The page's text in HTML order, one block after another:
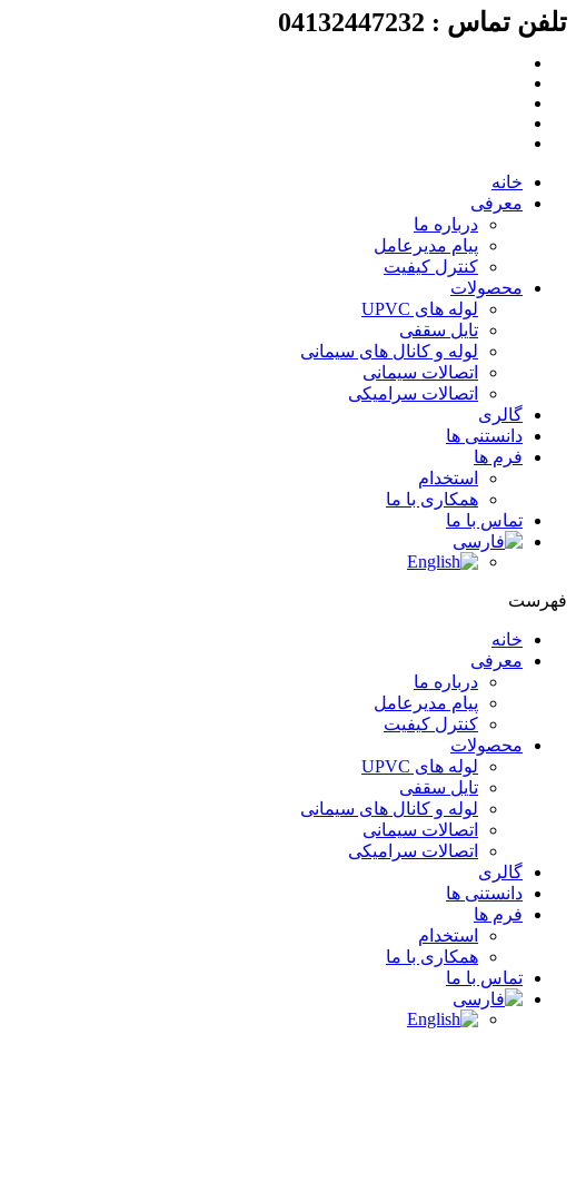
پرش
محتوا
تلفن تماس : 04132447232
خانه
معرفی
درباره ما
پیام مدیرعامل
کنترل کیفیت
محصولات
لوله های UPVC
تایل سقفی
لوله و کانال های سیمانی
اتصالات سیمانی
اتصالات سرامیکی
گالری
دانستنی ها
فرم ها
استخدام
همکاری با ما
تماس با ما
فهرست
خانه
معرفی
درباره ما
پیام مدیرعامل
کنترل کیفیت
محصولات
لوله های UPVC
تایل سقفی
لوله و کانال های سیمانی
اتصالات سیمانی
اتصالات سرامیکی
گالری
دانستنی ها
فرم ها
استخدام
همکاری با ما
تماس با ما